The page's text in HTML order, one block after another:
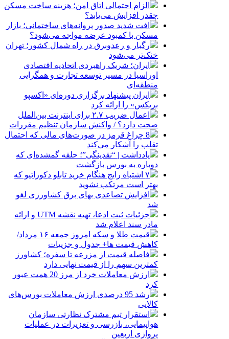
الزام احتمالی اتاق امن؛ هزینه ساخت مسکن
چقدر افزایش می‌یابد؟
افت شدید صدور پروانه‌های ساختمانی؛ بازار
مسکن با کمبود عرضه مواجه می‌شود؟
رگبار و رعدوبرق در راه شمال کشور؛ تهران
خنک‌تر می‌شود
ایران؛ شریک راهبردی اتحادیه اقتصادی
اوراسیا در مسیر توسعه تجارت و همگرایی
منطقه‌ای
ایران پیشنهاد برگزاری دوره‌ای «اکسپو
بریکس» را ارائه کرد
اعمال ضریب ۲.۷ برای اینترنت بین‌الملل
صحت دارد؟ / واکنش سازمان تنظیم مقررات
8 چراغ قرمز در صورت‌های مالی که احتمال
تقلب را آشکار می‌کند
یادداشت | “نقدینگی”؛ حلقه گمشده‌ای که
دوباره به بورس بازگشت
۷ اشتباه رایج هنگام خرید تابلو دکوراتیو که
بهتر است مرتکب نشوید
افزایش تصاعدی بهای برق کشاورزی لغو
شد
جزئیات ثبت ادعا، تهیه نقشه UTM و ارائه
مادر سند اعلام شد
قیمت طلا و سکه امروز جمعه ۱۶ مرداد/
کاهش قیمت ها+ جدول و جزییات
فاصله قیمت از مزرعه تا سفره؛ کشاورز
کمترین سهم را از قیمت نهایی دارد
ارزش معاملات خرد از مرز 20 همت عبور
کرد
رشد 95 درصدی ارزش معاملات بورس‌های
کالایی
استقرار تیم مشترک نظارتی سازمان
هواپیمایی، بازرسی و تعزیرات در عملیات
پروازی اربعین